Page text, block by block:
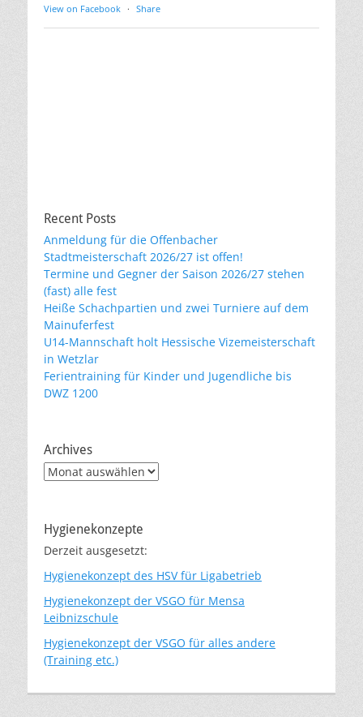
View on Facebook · Share
Recent Posts
Anmeldung für die Offenbacher
Stadtmeisterschaft 2026/27 ist offen!
Termine und Gegner der Saison 2026/27 stehen
(fast) alle fest
Heiße Schachpartien und zwei Turniere auf dem
Mainuferfest
U14-Mannschaft holt Hessische Vizemeisterschaft
in Wetzlar
Ferientraining für Kinder und Jugendliche bis
DWZ 1200
Archives
Archives
Hygienekonzepte
Derzeit ausgesetzt:
Hygienekonzept des HSV für Ligabetrieb
Hygienekonzept der VSGO für Mensa
Leibnizschule
Hygienekonzept der VSGO für alles andere
(Training etc.)